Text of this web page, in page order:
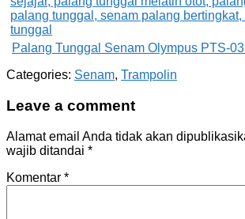
Palang Tunggal Senam Olympus PTS-
Categories: Senam, Trampolin
Leave a comment
Alamat email Anda tidak akan
wajib ditandai *
Komentar *